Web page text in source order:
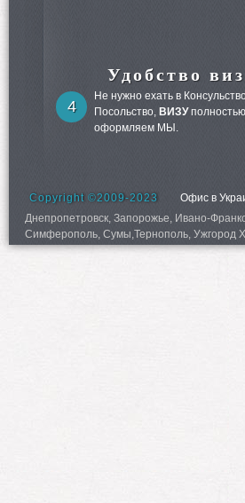
Удобство виз
4
Не нужно ехать в
Посольство, ВИЗУполностью
оформляем МЫ.
Copyright ©2009-2023 Офис в
Днепропетровск, Запорожье, Ивано-
Симферополь, Сумы,Тернополь, Ужгород